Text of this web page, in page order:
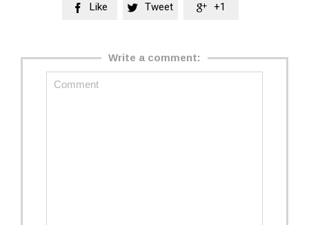
 Like  Tweet  +1
Write a comment: